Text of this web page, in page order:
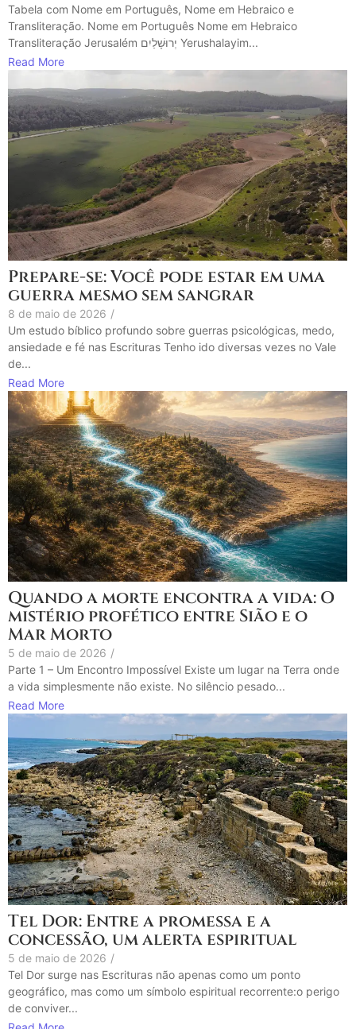
Tabela com Nome em Português, Nome em Hebraico e
Transliteração. Nome em Português Nome em Hebraico
Transliteração Jerusalém יְרוּשָׁלַיִם Yerushalayim...
Read More
Prepare-se: Você pode estar em uma
guerra mesmo sem sangrar
8 de maio de 2026 /
Um estudo bíblico profundo sobre guerras psicológicas, medo,
ansiedade e fé nas Escrituras Tenho ido diversas vezes no Vale
de...
Read More
Quando a morte encontra a vida: O
mistério profético entre Sião e o
Mar Morto
5 de maio de 2026 /
Parte 1 – Um Encontro Impossível Existe um lugar na Terra onde
a vida simplesmente não existe. No silêncio pesado...
Read More
Tel Dor: Entre a promessa e a
concessão, um alerta espiritual
5 de maio de 2026 /
Tel Dor surge nas Escrituras não apenas como um ponto
geográfico, mas como um símbolo espiritual recorrente:o perigo
de conviver...